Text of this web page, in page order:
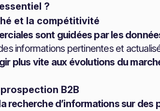
?
et la compétitivité
sont guidées par les
informations pertinentes et
plus vite aux évolutions du
B2B
recherche d’informations sur des